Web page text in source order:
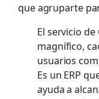
que agruparte
El servicio
magnífico,
usuarios
Es un ERP
ayuda a